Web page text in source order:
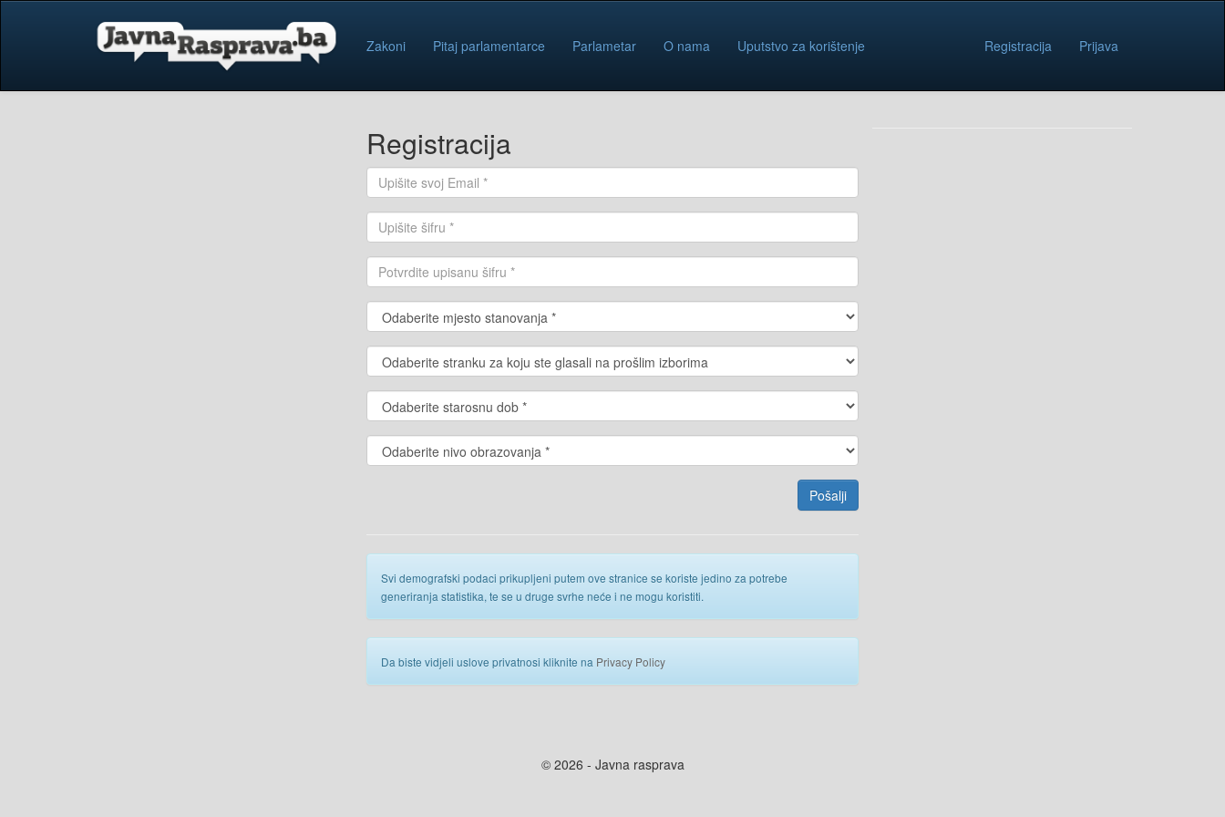
Zakoni Pitaj parlamentarce Parlametar O nama Uputstvo za korištenje Registracija Prijava
Registracija
Svi demografski podaci prikupljeni putem ove stranice se koriste jedino za potrebe
generiranja statistika, te se u druge svrhe neće i ne mogu koristiti.
Da biste vidjeli uslove privatnosi kliknite na Privacy Policy
© 2026 - Javna rasprava